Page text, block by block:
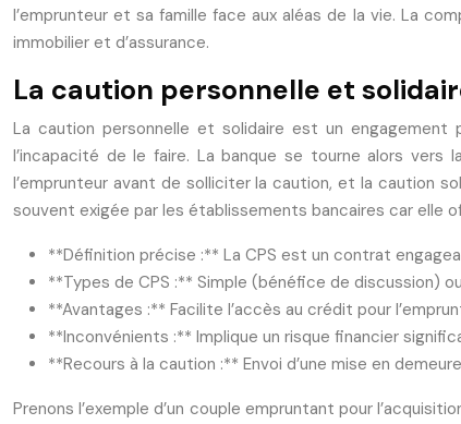
l’emprunteur et sa famille face aux aléas de la vie. La
immobilier et d’assurance.
La caution personnelle et
La caution personnelle et solidaire est un
l’incapacité de le faire. La banque se tourne alors vers
l’emprunteur avant de solliciter la caution, et la caution
souvent exigée par les établissements bancaires car elle
**Définition précise :** La CPS est un contrat
**Types de CPS :** Simple (bénéfice de discussion)
**Avantages :** Facilite l’accès au crédit pour
**Inconvénients :** Implique un risque financier
**Recours à la caution :** Envoi d’une mise en
Prenons l’exemple d’un couple empruntant pour